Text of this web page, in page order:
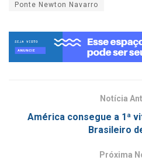
Ponte Newton Navarro
Notícia
América consegue a 1ª
Brasileiro
Próxima